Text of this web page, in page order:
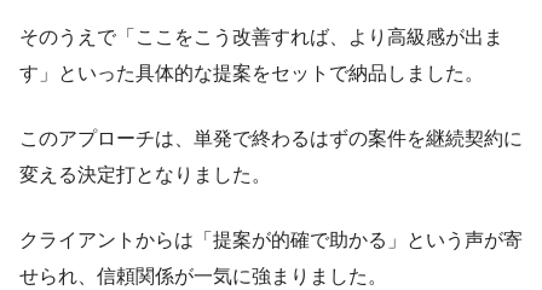
そのうえで「ここをこう改善すれば、より高級感が出ま
す」といった具体的な提案をセットで納品しました。
このアプローチは、単発で終わるはずの案件を継続契約に
変える決定打となりました。
クライアントからは「提案が的確で助かる」という声が寄
せられ、信頼関係が一気に強まりました。